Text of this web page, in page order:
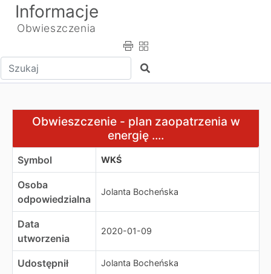
Informacje
Obwieszczenia
Wpisz tekst do wyszukania Szukaj
Obwieszczenie - plan zaopatrzenia w energię ....
Obwieszczenie - plan zaopatrzenia w
energię ....
Symbol WKŚ
Osoba
odpowiedzialna
Jolanta Bocheńska
Data
utworzenia
2020-01-09
Udostępnił Jolanta Bocheńska